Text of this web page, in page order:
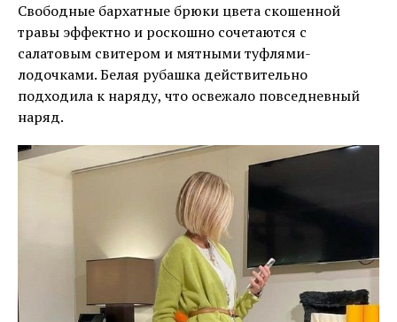
Свободные бархатные брюки цвета скошенной
травы эффектно и роскошно сочетаются с
салатовым свитером и мятными туфлями-
лодочками. Белая рубашка действительно
подходила к наряду, что освежало повседневный
наряд.